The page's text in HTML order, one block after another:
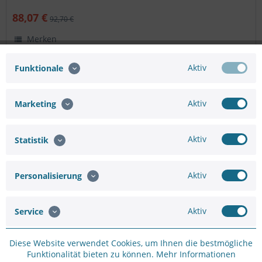
88,07 € 92,70 €
Merken
Präzisionswerkzeug mit Polstergriff Das 8-teilige Set enthält
ein Allzweck-Sortiment der gängigsten Schraubendreher.
Innenflansche im Griff sorgen für eine feste, verdrehsichere
Verankerung der Schraubendreher. Flach 6.4 mm, 7.9 mm,
Funktionale Aktiv
Marketing Aktiv
Statistik Aktiv
Personalisierung Aktiv
Service Aktiv
Diese Website verwendet Cookies, um Ihnen die bestmögliche
Funktionalität bieten zu können. Mehr Informationen